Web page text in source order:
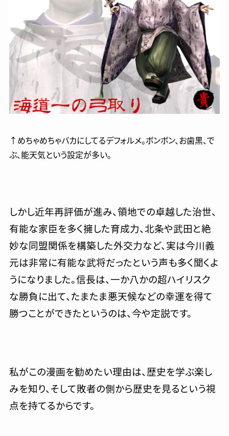
↑めちゃめちゃバカにしてるデフォルメ。ボンボン、お歯黒、で
ぶ、能天気という設定が多い。
しかし近年再評価が進み、領地での卓越した治世、
有能な家臣を多く擁した育成力、北条や武田と絶
妙な同盟関係を構築した外交力など、実は今川義
元は非常に有能な武将だったという声も多く聞くよ
うになりました。信長は、一か八かの超ハイリスク
な勝負に出て、たまたま悪天候などの幸運を得て
勝つことができたというのは、今や定説です。
私がこの漫画を勧めたい理由は、歴史を学ぶ楽し
みを知り、そして敗者の側から歴史を見るという視
点を持てるからです。